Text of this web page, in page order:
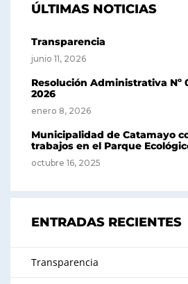
ÚLTIMAS NOTICIAS
Transparencia
junio 11, 2026
Resolución Administrativa Nº
2026
enero 8, 2026
Municipalidad de Catamayo
trabajos en el Parque
octubre 16, 2025
ENTRADAS RECIENTES
Transparencia